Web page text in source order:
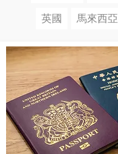
英國 馬來西亞